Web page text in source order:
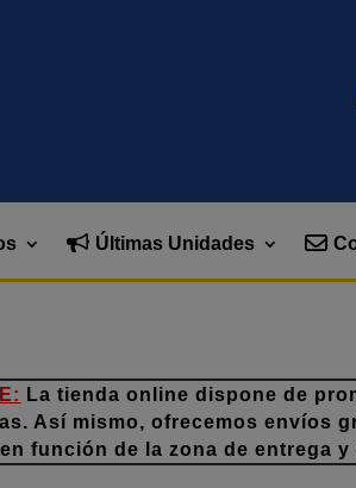
Últimas Unidades
La tienda online dispone de
Así mismo, ofrecemos envíos
función de la zona de entrega